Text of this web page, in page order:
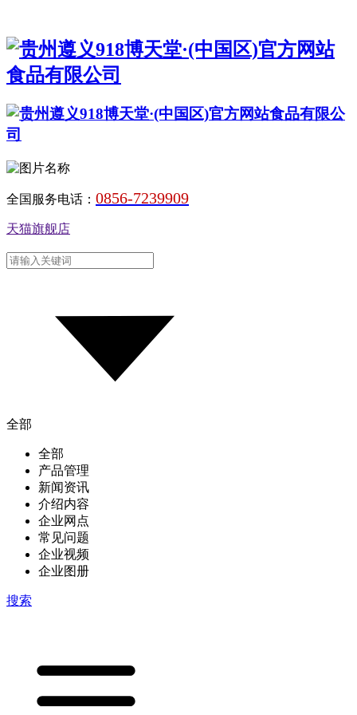
全国服务电话： 0856-7239909
天猫旗舰店
全部
全部
产品管理
新闻资讯
介绍内容
企业网点
常见问题
企业视频
企业图册
搜索